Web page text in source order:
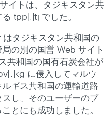
イトは、タジキスタン共
tpp[.]tj でした。
タジキスタン共和国の
の別の国営 Web サイト
共和国の国有石炭会社が
に侵入してマルウ
ギス共和国の運輸道路
し、そのユーザーのブ
とにも成功しました。